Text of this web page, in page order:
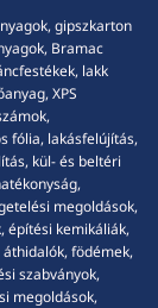
gipszkarton
Bramac
lakk
XPS
fólia, lakásfelújítás,
kül- és beltéri
megoldások,
építési kemikáliák,
födémek,
szabványok,
megoldások,